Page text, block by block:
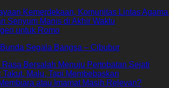
Kemerdekaan, Komunitas Lintas
Senyum Manis di Akhir Waktu
untuk Romo
Segala Bangsa – Cibubur
Rasa Bersalah Menuju Pertobatan Sejati
Takut, Malu, Tapi Membebaskan
atau Imamat Masih Relevan?